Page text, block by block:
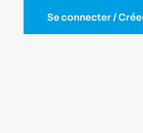
Se connecter /